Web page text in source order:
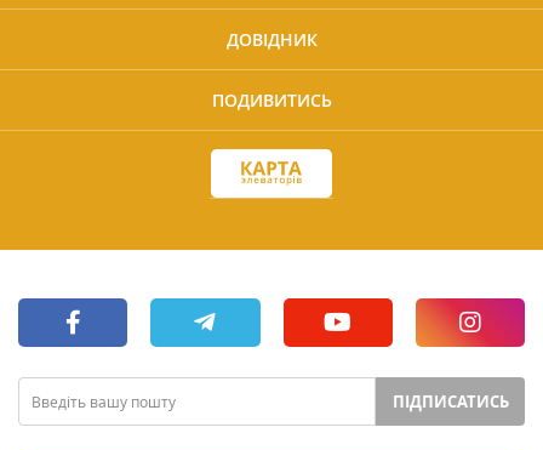
ДОВІДНИК
ПОДИВИТИСЬ
ПІДПИСАТИСЬ